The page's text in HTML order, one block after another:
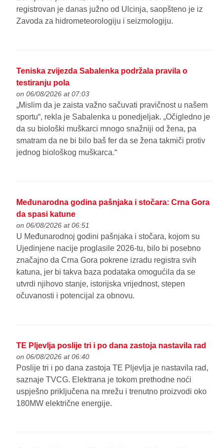
registrovan je danas južno od Ulcinja, saopšteno je iz
Zavoda za hidrometeorologiju i seizmologiju.
Teniska zvijezda Sabalenka podržala pravila o
testiranju pola
on 06/08/2026 at 07:03
„Mislim da je zaista važno sačuvati pravičnost u našem
sportu“, rekla je Sabalenka u ponedjeljak. „Očigledno je
da su biološki muškarci mnogo snažniji od žena, pa
smatram da ne bi bilo baš fer da se žena takmiči protiv
jednog biološkog muškarca.“
Međunarodna godina pašnjaka i stočara: Crna Gora
da spasi katune
on 06/08/2026 at 06:51
U Međunarodnoj godini pašnjaka i stočara, kojom su
Ujedinjene nacije proglasile 2026-tu, bilo bi posebno
značajno da Crna Gora pokrene izradu registra svih
katuna, jer bi takva baza podataka omogućila da se
utvrdi njihovo stanje, istorijska vrijednost, stepen
očuvanosti i potencijal za obnovu.
TE Pljevlja poslije tri i po dana zastoja nastavila rad
on 06/08/2026 at 06:40
Poslije tri i po dana zastoja TE Pljevlja je nastavila rad,
saznaje TVCG. Elektrana je tokom prethodne noći
uspješno priključena na mrežu i trenutno proizvodi oko
180MW električne energije.